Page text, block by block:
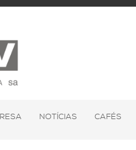
NOTÍCIAS CAFÉS